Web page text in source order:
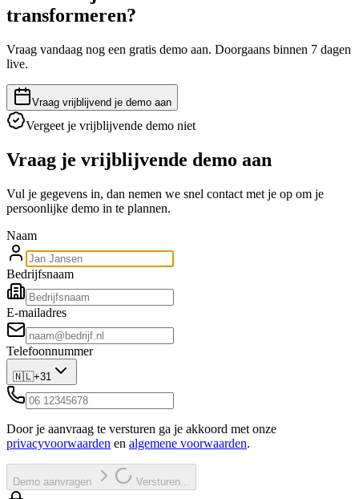
transformeren?
Vraag vandaag nog een gratis demo aan. Doorgaans binnen 7 dagen
live.
Vraag vrijblijvend je demo aan
Vergeet je vrijblijvende demo niet
Vraag je vrijblijvende demo aan
Vul je gegevens in, dan nemen we snel contact met je op om je
persoonlijke demo in te plannen.
Naam
Bedrijfsnaam
E-mailadres
Telefoonnummer
🇳🇱+31
Door je aanvraag te versturen ga je akkoord met onze
privacyvoorwaarden en algemene voorwaarden.
Demo aanvragen Versturen...